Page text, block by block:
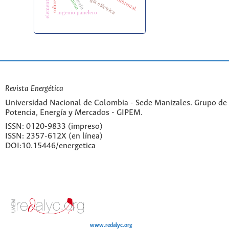
ingenio panelero
Revista Energética
Universidad Nacional de Colombia - Sede Manizales. Grupo
Potencia, Energía y Mercados - GIPEM.
ISSN: 0120-9833 (impreso)
ISSN: 2357-612X (en línea)
DOI:10.15446/energetica
www.redalyc.org